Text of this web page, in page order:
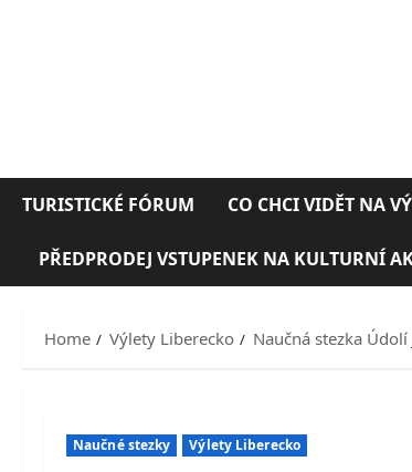
TURISTICKÉ FÓRUM CO CHCI VIDĚT NA
PŘEDPRODEJ VSTUPENEK NA KULTURNÍ
Home Výlety Liberecko Naučná stezka
Naučné stezky Výlety Liberecko